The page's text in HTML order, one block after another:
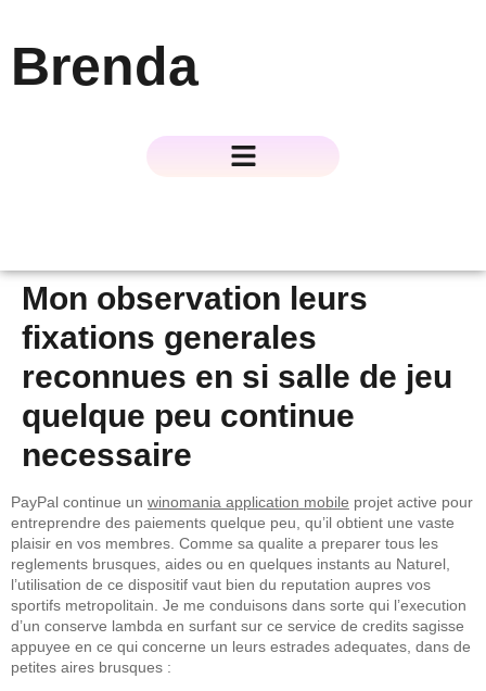
Brenda
Mon observation leurs
fixations generales
reconnues en si salle de jeu
quelque peu continue
necessaire
PayPal continue un winomania application mobile projet active pour
entreprendre des paiements quelque peu, qu’il obtient une vaste
plaisir en vos membres. Comme sa qualite a preparer tous les
reglements brusques, aides ou en quelques instants au Naturel,
l’utilisation de ce dispositif vaut bien du reputation aupres vos
sportifs metropolitain. Je me conduisons dans sorte qui l’execution
d’un conserve lambda en surfant sur ce service de credits sagisse
appuyee en ce qui concerne un leurs estrades adequates, dans de
petites aires brusques :